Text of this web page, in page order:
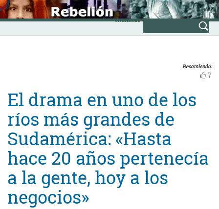
Skip
to
content
INICIO
Avanzada
Recomiendo:
7
El drama en uno de los
ríos más grandes de
Sudamérica: «Hasta
hace 20 años pertenecía
a la gente, hoy a los
negocios»